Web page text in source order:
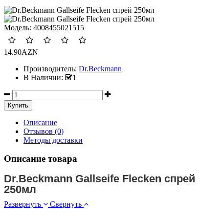
Модель: 4008455021515
14.90AZN
Производитель: Dr.Beckmann
В Наличии:
1
Описание
Отзывов (0)
Методы доставки
Описание товара
Dr.Beckmann Gallseife Flecken спрей
250мл
Развернуть Свернуть